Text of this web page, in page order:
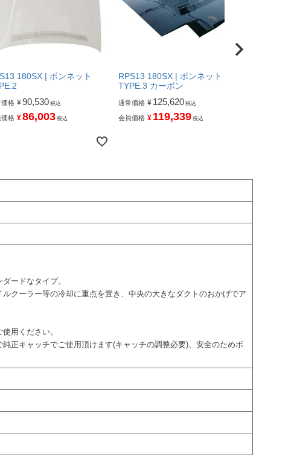
180SX | ボンネット
価格 ¥90,530 税込
価格 ¥86,003 税込
RPS13 180SX | ボンネット
TYPE.3 カーボン
通常価格 ¥ 125,620 税込
会員価格 ¥ 119,339 税込
ードなタイプ。
クーラー等の冷却に重点を置き、中央の大きなダクトのおかげでア
用ください。
正キャッチでご使用頂けます(キャッチの調整必要)、安全のためボ